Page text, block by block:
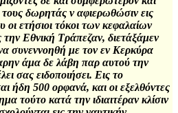
δωρητάς ν αφιερωθώσιν εις
ετήσιοι τόκοι των κεφαλαίων
Εθνική Τράπεζαν, διετάξάμεν
συνεννοηθή με τον εν Κερκύρα
άμα δε λάβη παρ αυτού την
σας ειδοποιήσει. Εις το
ήδη 500 ορφανά, και οι εξελθόντες
τούτο κατά την ιδιαιτέραν κλίσιν